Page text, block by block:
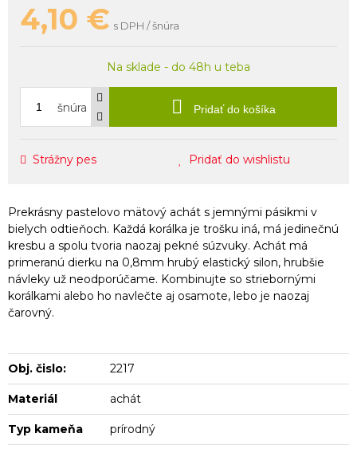
4,10 € s DPH / šnúra
Na sklade - do 48h u teba
šnúra Pridať do košíka
Strážny pes Pridať do wishlistu
Prekrásny pastelovo mätový achát s jemnými pásikmi v
bielych odtieňoch. Každá korálka je trošku iná, má jedinečnú
kresbu a spolu tvoria naozaj pekné súzvuky. Achát má
primeranú dierku na 0,8mm hrubý elastický silon, hrubšie
návleky už neodporúčame. Kombinujte so striebornými
korálkami alebo ho navlečte aj osamote, lebo je naozaj
čarovný.
Obj. čislo: 2217
Materiál achát
Typ kameňa prírodný